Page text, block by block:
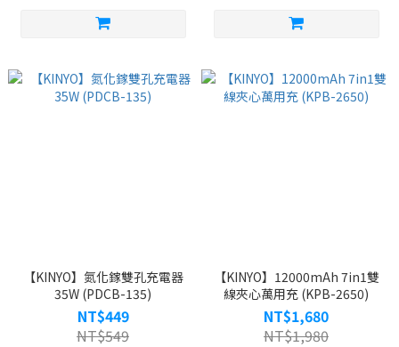
【KINYO】氮化鎵雙孔充電器
35W (PDCB-135)
NT$449
NT$549
【KINYO】12000mAh 7in1雙
線夾心萬用充 (KPB-2650)
NT$1,680
NT$1,980